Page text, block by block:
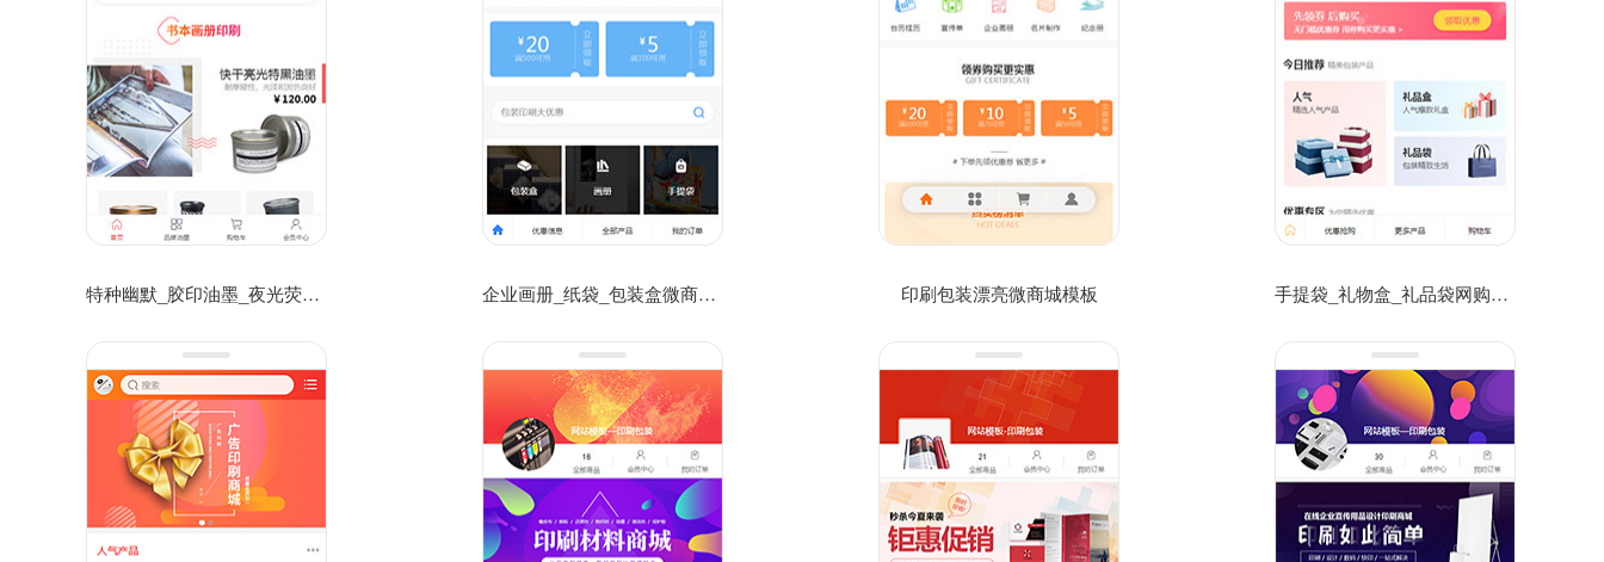
特种幽默_胶印油墨_夜光荧光油墨网上商城网站模板 企业画册_纸袋_包装盒微商网店预订微信网站模板 印刷包装漂亮微商城模板 手提袋_礼物盒_礼品袋网购微商网店商城网站模板